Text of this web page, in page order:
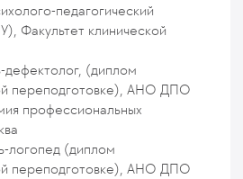
педагогический
Факультет клинической
дефектолог, (диплом
переподготовке), АНО ДПО
профессиональных
логопед (диплом
переподготовке), АНО ДПО